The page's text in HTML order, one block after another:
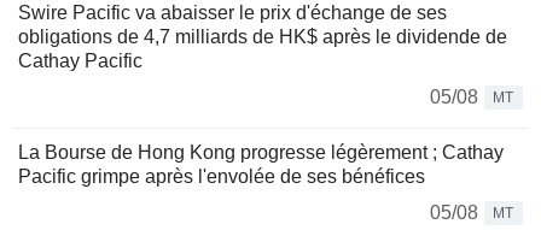
Swire Pacific va abaisser le prix d'échange de ses
obligations de 4,7 milliards de HK$ après le dividende de
Cathay Pacific
05/08
MT
La Bourse de Hong Kong progresse légèrement ; Cathay
Pacific grimpe après l'envolée de ses bénéfices
05/08
MT